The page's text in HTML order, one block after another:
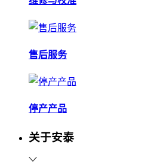
售后服务
停产产品
关于安泰